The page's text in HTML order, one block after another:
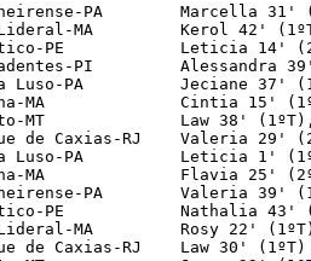
PA        Marcella
MA         Kerol 42'
PE            Leticia 14'
PI         Alessandra
Luso-PA          Jeciane 37'
MA              Cintia 15'
MT              Law 38' (1ºT),
de Caxias-RJ    Valeria 29'
PA          Leticia 1'
MA              Flavia 25'
PA        Valeria 39'
PE            Nathalia 43'
MA         Rosy 22'
de Caxias-RJ    Law 30'